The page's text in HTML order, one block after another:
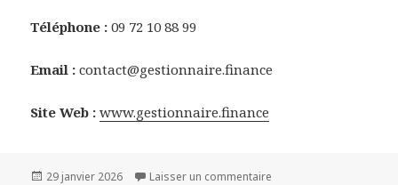
Téléphone : 09 72 10 88 99
Email : contact@gestionnaire.finance
Site Web : www.gestionnaire.finance
Publié
29 janvier 2026 Laisser un commentaire